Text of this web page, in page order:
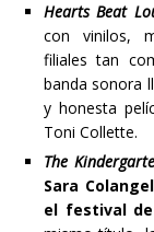
Hearts Beat
con vinilos,
filiales tan
banda sonora
y honesta
Toni Collette.
The
Sara
el festival de